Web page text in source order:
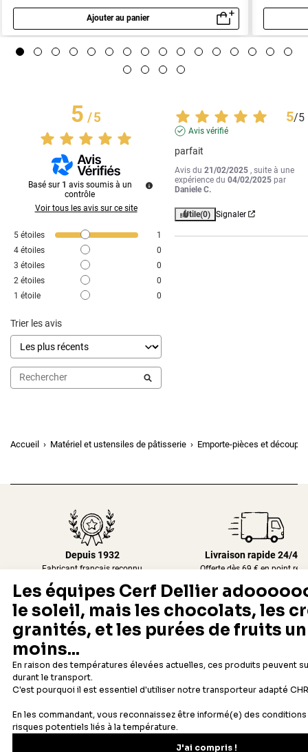
Ajouter au panier
Aperçu rapide
5/5
Basé sur 1 avis soumis à un
contrôle
Voir tous les avis sur ce site
5 étoiles
1
4 étoiles
0
3 étoiles
0
2 étoiles
0
1 étoile 0
Trier les avis
5/5
Avis vérifié
parfait
Avis du21/02/2025 , suite à une
expérience du04/02/2025 par
Daniele C.
Utile(0) Signaler
Accueil Matériel et ustensiles de pâtisserie Emporte-pièces et
Depuis 1932
Fabricant français reconnu
Livraison rapide 24/48h
Offerte dès 69 € en point
Newsletter
Recevez les recettes, astuces et offres spéciales.